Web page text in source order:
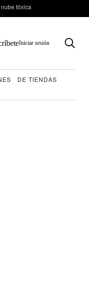
tóxica
Iniciar sesión
DE TIENDAS